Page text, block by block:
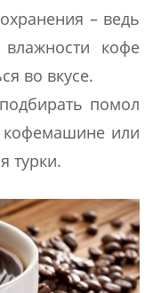
– ведь
кофе
во вкусе.
помол
кофемашине или
турки.